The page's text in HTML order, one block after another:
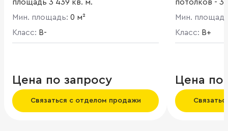
площадь 3 439 кв. м.
Мин. площадь: 0 м²
Класс: B-
Цена по запросу
Связаться с отделом продажи
потолков -
первом и
Мин.
Класс: B+
Цена по